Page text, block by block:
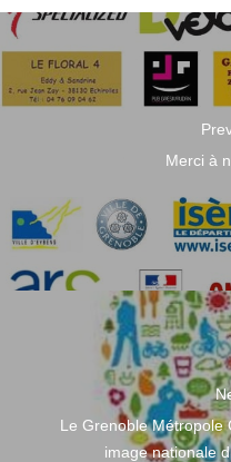
Merci à
Le Grenoble
image nationale